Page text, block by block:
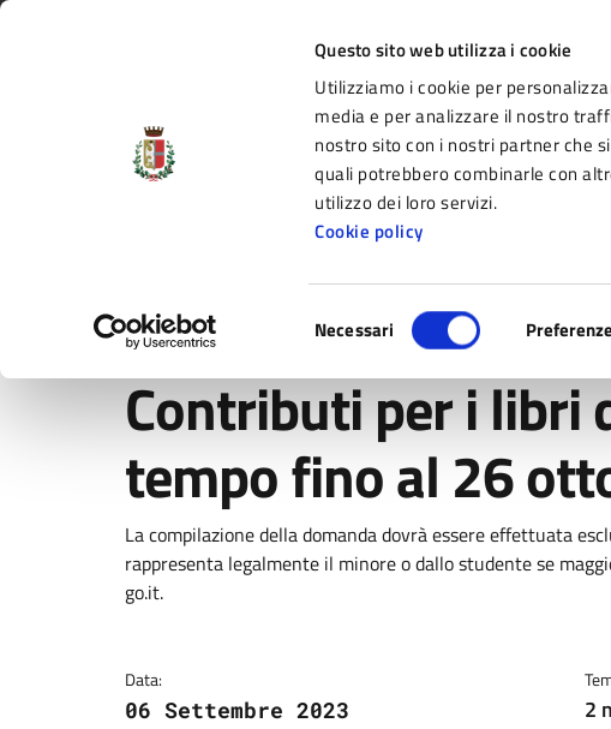
Questo sito web utilizza i cookie
Utilizziamo i cookie per
media e per analizzare il nostro
nostro sito con i nostri partner che
quali potrebbero combinarle con
utilizzo dei loro servizi.
Cookie policy
del
consenso
Necessari Preferenze
Vai al contenuto principale
Vai alla navigazione del sito
Vai al piede di pagina
Comune di Fidenza
il portale di servizi e informazioni del Comune di
Novità
Home / Novità Comunicati / Contributi per i libri di testo, c’è
Contributi per i libri
tempo fino al 26
Dettagli del
La compilazione della domanda dovrà essere effettuata
rappresenta legalmente il minore o dallo studente se
go.it.
Data:
06 Settembre 2023 2